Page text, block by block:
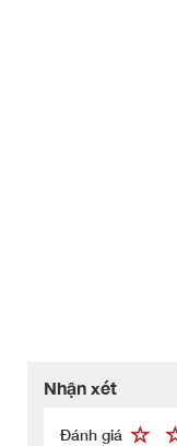
Nhận xét
Đánh giá